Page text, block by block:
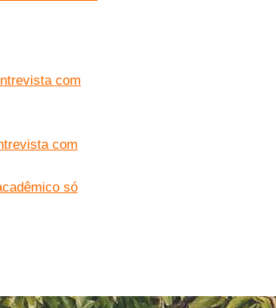
com
com
só